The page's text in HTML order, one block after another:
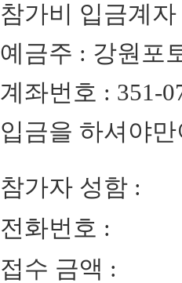
참가비 입금계
예금주 : 강원포
계좌번호 : 351-
입금을 하셔야
참가자 성함 :
전화번호 :
접수 금액 :